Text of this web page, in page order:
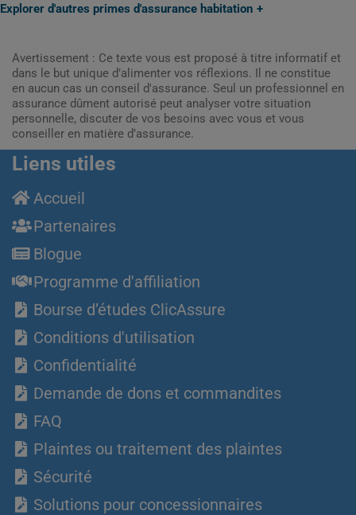
Explorer d'autres primes d'assurance habitation
Avertissement : Ce texte vous est proposé à titre informatif et
dans le but unique d’alimenter vos réflexions. Il ne constitue
en aucun cas un conseil d'assurance. Seul un professionnel en
assurance dûment autorisé peut analyser votre situation
personnelle, discuter de vos besoins avec vous et vous
conseiller en matière d’assurance.
Liens utiles
Accueil
Partenaires
Blogue
Programme d'affiliation
Bourse d’études ClicAssure
Conditions d'utilisation
Confidentialité
Demande de dons et commandites
FAQ
Plaintes ou traitement des plaintes
Sécurité
Solutions pour concessionnaires